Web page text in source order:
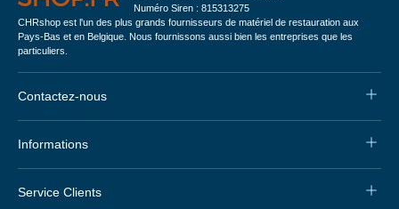
Numéro Siren : 815313275
CHRshop est l'un des plus grands fournisseurs de matériel de restauration aux
Pays-Bas et en Belgique. Nous fournissons aussi bien les entreprises que les
particuliers.
Contactez-nous
Informations
Service Clients